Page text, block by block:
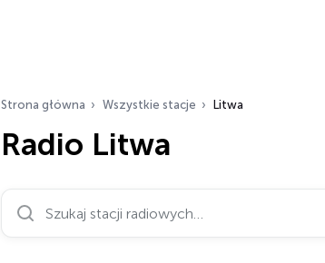
Strona główna Wszystkie stacje Litwa
Radio Litwa
Szukaj stacji radiowych…